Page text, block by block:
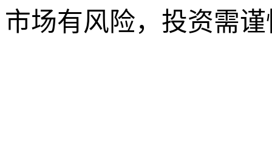
市场有风险，投资需